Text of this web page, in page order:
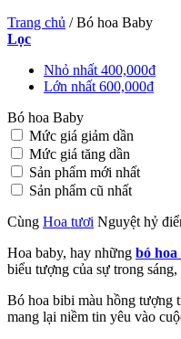
Trang chủ /Bó hoa Baby
Lọc
Nhỏ nhất 400,000₫
Lớn nhất 600,000₫
Bó hoa Baby
Mức giá giảm dần
Mức giá tăng dần
Sản phẩm mới nhất
Sản phẩm cũ nhất
Cùng Hoa tươi Nguyệt hỷ
Hoa baby, hay những bó
biểu tượng của sự trong
Bó hoa bibi màu hồng tượng
mang lại niềm tin yêu vào